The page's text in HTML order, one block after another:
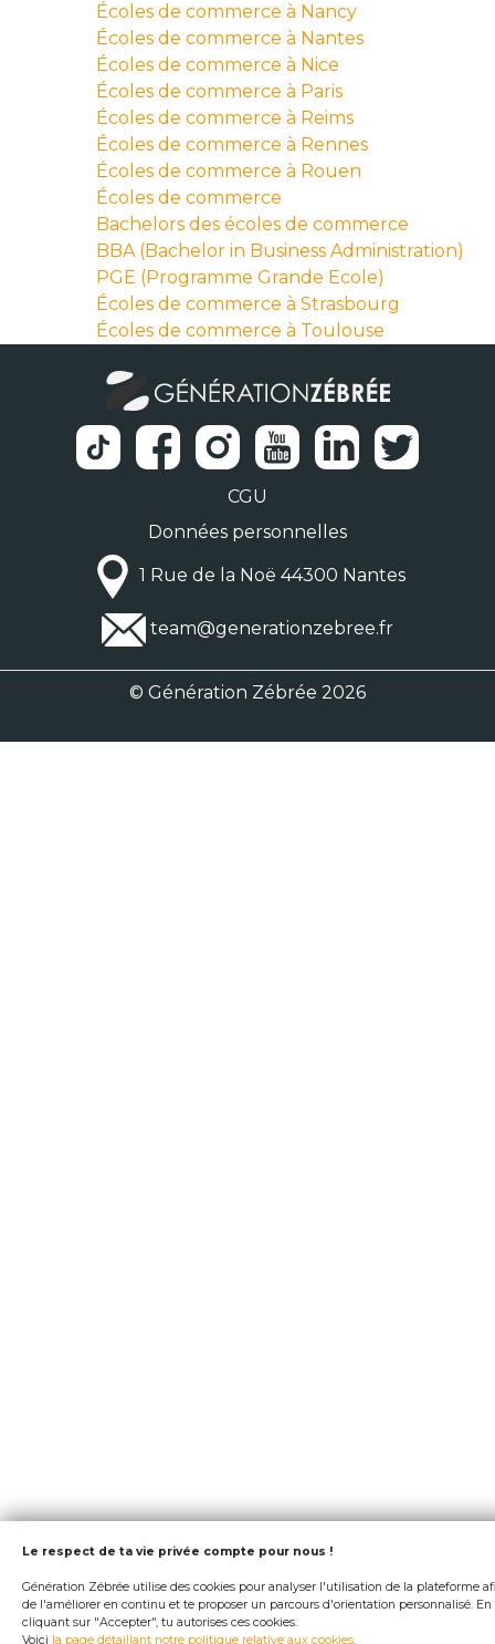
Écoles de commerce à Nancy
Écoles de commerce à Nantes
Écoles de commerce à Nice
Écoles de commerce à Paris
Écoles de commerce à Reims
Écoles de commerce à Rennes
Écoles de commerce à Rouen
Écoles de commerce
Bachelors des écoles de commerce
BBA (Bachelor in Business Administration)
PGE (Programme Grande Ecole)
Écoles de commerce à Strasbourg
Écoles de commerce à Toulouse
CGU
Données personnelles
1 Rue de la Noë 44300 Nantes
team@generationzebree.fr
© Génération Zébrée 2026
Le respect de ta vie privée compte pour nous !
Génération Zébrée utilise des cookies pour analyser l'utilisation de la plateforme
de l'améliorer en continu et te proposer un parcours d'orientation personnalisé. En
cliquant sur "Accepter", tu autorises ces cookies.
Voici la page détaillant notre politique relative aux cookies.